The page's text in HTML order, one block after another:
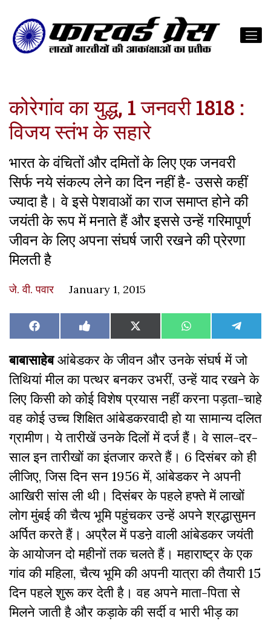
कोरेगांव का युद्ध, 1 जनवरी 1818 :
विजय स्तंभ के सहारे
भारत के वंचितों और दमितों के लिए एक जनवरी
सिर्फ नये संकल्प लेने का दिन नहीं है- उससे कहीं
ज्यादा है। वे इसे पेशवाओं का राज समाप्त होने की
जयंती के रूप में मनाते हैं और इससे उन्हें गरिमापूर्ण
जीवन के लिए अपना संघर्ष जारी रखने की प्रेरणा
मिलती है
जे. वी. पवार January 1, 2015
Share
on
Facebook Share
on
Like
on
Facebook
Share
on
X
(Twitter)
Share
on
WhatsAppShare
on
बाबासाहेबआंबेडकर के जीवन और उनके संघर्ष में जो
तिथियां मील का पत्थर बनकर उभरीं, उन्हें याद रखने के
लिए किसी को कोई विशेष प्रयास नहीं करना पड़ता-चाहे
वह कोई उच्च शिक्षित आंबेडकरवादी हो या सामान्य दलित
ग्रामीण। ये तारीखें उनके दिलों में दर्ज हैं। वे साल-दर-
साल इन तारीखों का इंतजार करते हैं। 6 दिसंबर को ही
लीजिए, जिस दिन सन 1956 में, आंबेडकर ने अपनी
आखिरी सांस ली थी। दिसंबर के पहले हफ्ते में लाखों
लोग मुंबई की चैत्य भूमि पहुंचकर उन्हें अपने श्रद्धासुमन
अर्पित करते हैं। अप्रैल में पडऩे वाली आंबेडकर जयंती
के आयोजन दो महीनों तक चलते हैं। महाराष्ट्र के एक
गांव की महिला, चैत्य भूमि की अपनी यात्रा की तैयारी 15
दिन पहले शुरू कर देती है। वह अपने माता-पिता से
मिलने जाती है और कड़ाके की सर्दी व भारी भीड़ का